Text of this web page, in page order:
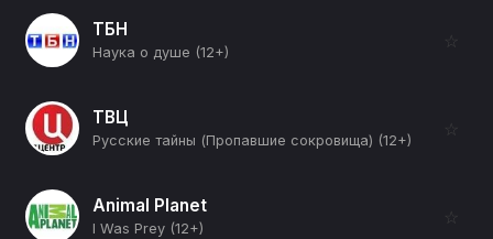
ТБН
Наука о душе (12+)
☆
ТВЦ
Русские тайны (Пропавшие сокровища) (12+)
☆
Animal Planet
I Was Prey (12+)
☆